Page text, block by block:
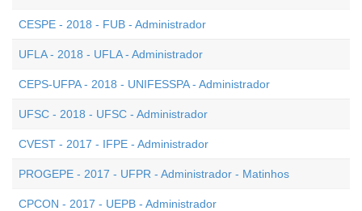
CESPE - 2018 - FUB - Administrador
UFLA - 2018 - UFLA - Administrador
CEPS-UFPA - 2018 - UNIFESSPA - Administrador
UFSC - 2018 - UFSC - Administrador
CVEST - 2017 - IFPE - Administrador
PROGEPE - 2017 - UFPR - Administrador - Matinhos
CPCON - 2017 - UEPB - Administrador